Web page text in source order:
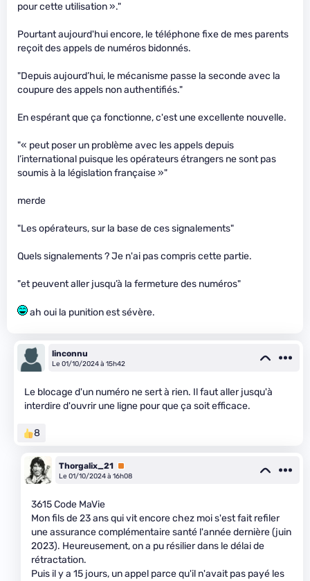
pour cette utilisation »."
Pourtant aujourd'hui encore, le téléphone fixe de mes parents
reçoit des appels de numéros bidonnés.
"Depuis aujourd’hui, le mécanisme passe la seconde avec la
coupure des appels non authentifiés."
En espérant que ça fonctionne, c'est une excellente nouvelle.
"« peut poser un problème avec les appels depuis
l’international puisque les opérateurs étrangers ne sont pas
soumis à la législation française »"
merde
"Les opérateurs, sur la base de ces signalements"
Quels signalements ? Je n'ai pas compris cette partie.
"et peuvent aller jusqu’à la fermeture des numéros"
ah oui la punition est sévère.
linconnu
Le 01/10/2024 à 15h42
Le blocage d'un numéro ne sert à rien. Il faut aller jusqu'à
interdire d'ouvrir une ligne pour que ça soit efficace.
8
Thorgalix_21 Premium
Le 01/10/2024 à 16h08
3615 Code MaVie
Mon fils de 23 ans qui vit encore chez moi s'est fait refiler
une assurance complémentaire santé l'année dernière (juin
2023). Heureusement, on a pu résilier dans le délai de
rétractation.
Puis il y a 15 jours, un appel parce qu'il n'avait pas payé les